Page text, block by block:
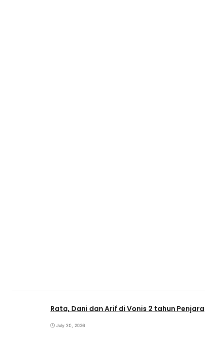
Rata, Dani dan Arif di Vonis 2 tahun Penjara
July 30, 2026